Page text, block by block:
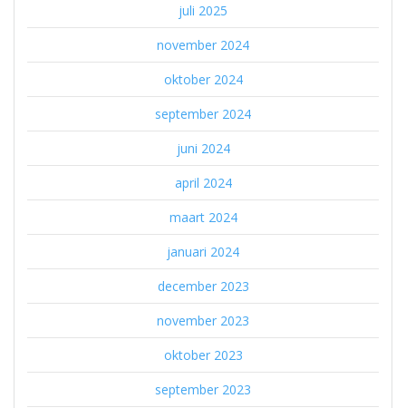
juli 2025
november 2024
oktober 2024
september 2024
juni 2024
april 2024
maart 2024
januari 2024
december 2023
november 2023
oktober 2023
september 2023